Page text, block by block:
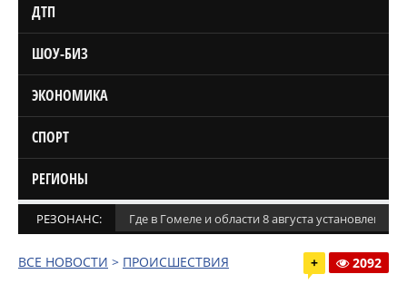
ДТП
ШОУ-БИЗ
ЭКОНОМИКА
СПОРТ
РЕГИОНЫ
РЕЗОНАНС: Где в Гомеле и области 8 августа установлены
ВСЕ НОВОСТИ > ПРОИСШЕСТВИЯ + 2092